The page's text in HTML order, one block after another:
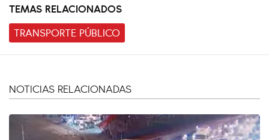
TEMAS RELACIONADOS
TRANSPORTE PÚBLICO
NOTICIAS RELACIONADAS